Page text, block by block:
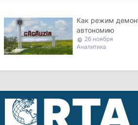
Как режим
автономию
26 ноября
Аналитика